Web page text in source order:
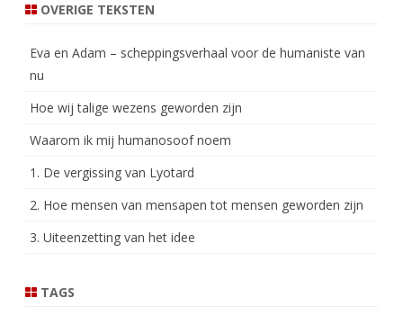
OVERIGE TEKSTEN
Eva en Adam – scheppingsverhaal voor de humaniste van
nu
Hoe wij talige wezens geworden zijn
Waarom ik mij humanosoof noem
1. De vergissing van Lyotard
2. Hoe mensen van mensapen tot mensen geworden zijn
3. Uiteenzetting van het idee
TAGS